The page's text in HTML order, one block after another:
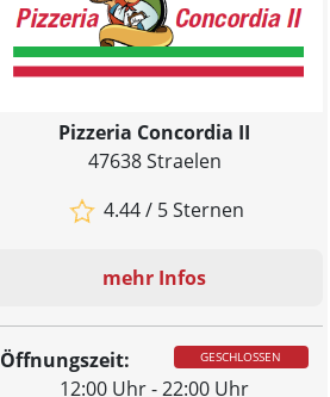
Pizzeria Concordia II
47638 Straelen
4.44 / 5 Sternen
mehr Infos
Öffnungszeit: GESCHLOSSEN
12:00 Uhr - 22:00 Uhr